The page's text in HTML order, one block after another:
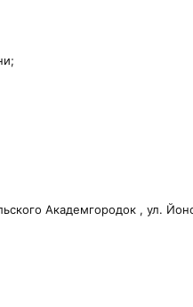
Академгородок , ул.